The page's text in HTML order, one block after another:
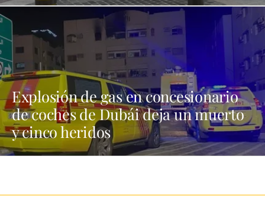
Explosión de gas en concesionario
de coches de Dubái deja un muerto
y cinco heridos